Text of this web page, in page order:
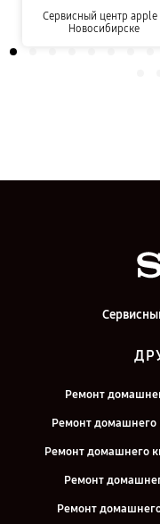
Сервисный центр apple
Новосибирске
Ремонт
Ремонт домашнего
Ремонт домашнего
Ремонт
Ремонт домашнего